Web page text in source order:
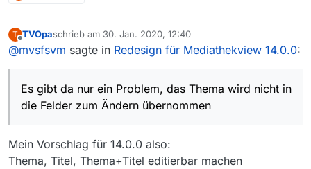
T
Offline
TVOpaschrieb am 30. Jan. 2020, 12:40
zuletzt editiert von
@mvsfsvm sagte in Redesign für Mediathekview 14.0.0:
Es gibt da nur ein Problem, das Thema wird nicht in
die Felder zum Ändern übernommen
Mein Vorschlag für 14.0.0 also:
Thema, Titel, Thema+Titel editierbar machen